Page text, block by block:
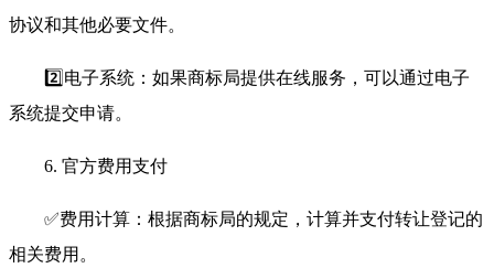
协议和其他必要文件。
2️⃣电子系统：如果商标局提供在线服务，可以通过电子
系统提交申请。
6. 官方费用支付
✅费用计算：根据商标局的规定，计算并支付转让登记的
相关费用。